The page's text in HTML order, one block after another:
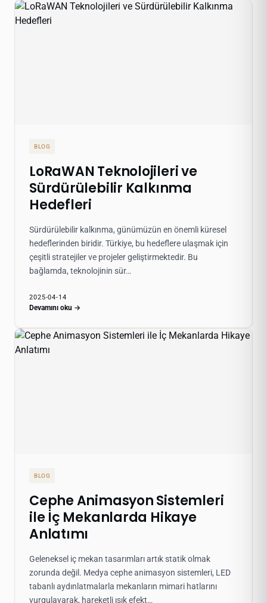
BLOG
LoRaWAN Teknolojileri ve
Sürdürülebilir Kalkınma
Hedefleri
Sürdürülebilir kalkınma, günümüzün en önemli küresel
hedeflerinden biridir. Türkiye, bu hedeflere ulaşmak için
çeşitli stratejiler ve projeler geliştirmektedir. Bu
bağlamda, teknolojinin sür…
2025-04-14
Devamını oku →
BLOG
Cephe Animasyon Sistemleri
ile İç Mekanlarda Hikaye
Anlatımı
Geleneksel iç mekan tasarımları artık statik olmak
zorunda değil. Medya cephe animasyon sistemleri, LED
tabanlı aydınlatmalarla mekanların mimari hatlarını
vurgulayarak, hareketli ışık efekt…